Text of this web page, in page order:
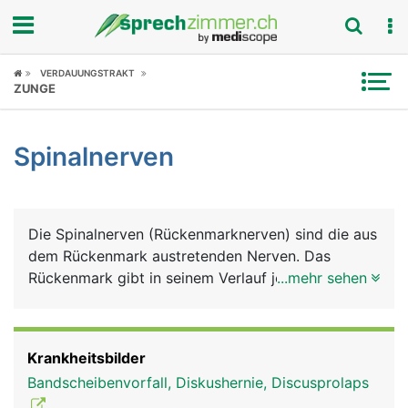
Fokus
Symptome
News
Rubriken
VERDAUUNGSTRAKT
ZUNGE
Spinalnerven
Die Spinalnerven (Rückenmarknerven) sind die aus
dem Rückenmark austretenden Nerven. Das
Rückenmark gibt in seinem Verlauf jeweils auf der
Es gibt demnach auf jeder Seite 8 Halsnerven, 12
Brustnerven, 5 Lendennerven und 1 Steissbeinnerv.
...mehr sehen
Krankheitsbilder
Bandscheibenvorfall, Diskushernie, Discusprolaps